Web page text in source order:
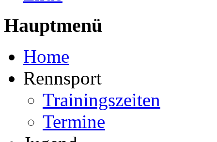
Hauptmenü
Home
Rennsport
Trainingszeiten
Termine